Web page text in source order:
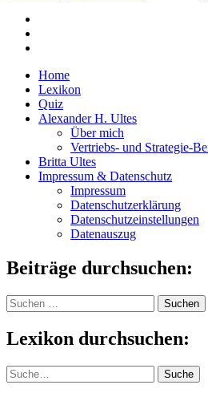
Home
Lexikon
Quiz
Alexander H. Ultes
Über mich
Vertriebs- und Strategie-
Britta Ultes
Impressum & Datenschutz
Impressum
Datenschutzerklärung
Datenschutzeinstellungen
Datenauszug
Beiträge durchsuchen:
Suchen
nach:
Lexikon durchsuchen:
Suche Suche